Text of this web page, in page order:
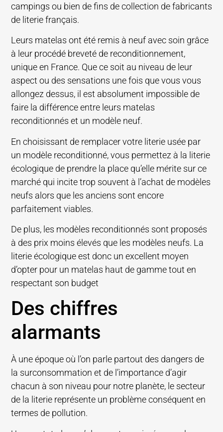
campings ou bien de fins de collection de fabricants
de literie français.
Leurs matelas ont été remis à neuf avec soin grâce
à leur procédé breveté de reconditionnement,
unique en France. Que ce soit au niveau de leur
aspect ou des sensations une fois que vous vous
allongez dessus, il est absolument impossible de
faire la différence entre leurs matelas
reconditionnés et un modèle neuf.
En choisissant de remplacer votre literie usée par
un modèle reconditionné, vous permettez à la literie
écologique de prendre la place qu’elle mérite sur ce
marché qui incite trop souvent à l’achat de modèles
neufs alors que les anciens sont encore
parfaitement viables.
De plus, les modèles reconditionnés sont proposés
à des prix moins élevés que les modèles neufs. La
literie écologique est donc un excellent moyen
d’opter pour un matelas haut de gamme tout en
respectant son budget
Des chiffres
alarmants
À une époque où l’on parle partout des dangers de
la surconsommation et de l’importance d’agir
chacun à son niveau pour notre planète, le secteur
de la literie représente un problème conséquent en
termes de pollution.